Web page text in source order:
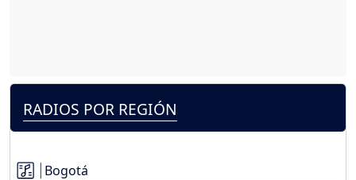
RADIOS POR REGIÓN
Bogotá